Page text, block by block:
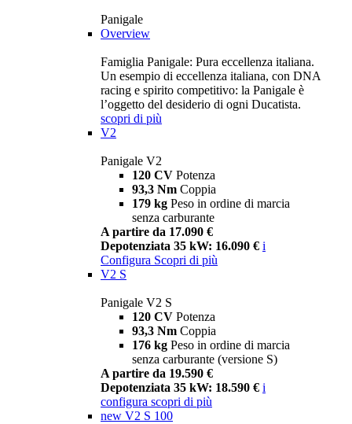
Panigale
Overview
Famiglia Panigale: Pura eccellenza italiana.
Un esempio di eccellenza italiana, con DNA
racing e spirito competitivo: la Panigale è
l’oggetto del desiderio di ogni Ducatista.
scopri di più
V2
Panigale V2
120 CV Potenza
93,3 Nm Coppia
179 kg Peso in ordine di marcia
senza carburante
A partire da 17.090 €
Depotenziata 35 kW: 16.090 € i
Configura Scopri di più
V2 S
Panigale V2 S
120 CV Potenza
93,3 Nm Coppia
176 kg Peso in ordine di marcia
senza carburante (versione S)
A partire da 19.590 €
Depotenziata 35 kW: 18.590 € i
configura scopri di più
new V2 S 100